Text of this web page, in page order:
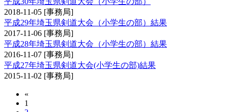
2018-11-05 [事務局]
平成29年埼玉県剣道大会（小学生の部）結果
2017-11-06 [事務局]
平成28年埼玉県剣道大会（小学生の部）結果
2016-11-07 [事務局]
平成27年埼玉県剣道大会(小学生の部)結果
2015-11-02 [事務局]
«
1